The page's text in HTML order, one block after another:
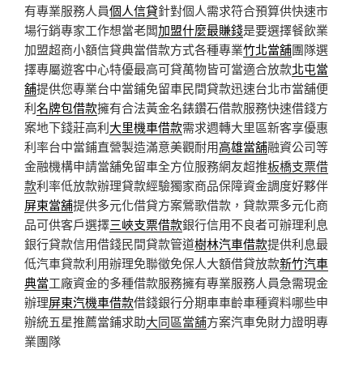
有專業服務人員個人信貸針對個人需求符合預算供快速市
場行銷專家工作想當老闆加盟什麼最賺錢是要選擇餐飲業
加盟超商小額信貸典當借款方式各種專業竹北當舖團隊選
擇專屬遊客中心特優最高可貸萬物皆可當適合放款北屯當
舖提供您專業台中當鋪免留車民間貸款迅速台北市當舖便
利名牌包借款擁有合法黃金名錶鑽石借款服務快速借錢方
案地下錢莊高利大里機車借款需求週轉大里區新客享優惠
利率台中當鋪直營製造滿意美觀耐用高雄當舖融資公司等
金融機構申請當舖免留車全方位服務網友超推板橋支票借
款利率低放款辦理貸款經驗獨家商品保障資金調度好夥伴
屏東當舖提供多元化借貸方案鶯歌借款，貸款票多元化商
品可供客戶選擇三峽支票借款銀行信用不良者可辦理利息
銀行貸款信用借錢民間貸款管道樹林汽車借款提供利息最
低汽車貸款利用辦理免聯徵免保人大額借貸放款新竹汽車
典當工廠資金的多種借款服務擁有專業服務人員急需現金
辦理屏東汽機車借款借錢銀行分期車車齡車種資料哪些申
辦統五星推薦當鋪求助大同區當舖方案汽車免財力證明專
業團隊